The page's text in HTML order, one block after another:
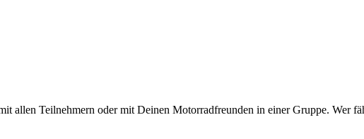
allen Teilnehmern oder mit Deinen Motorradfreunden in einer Gruppe. Wer